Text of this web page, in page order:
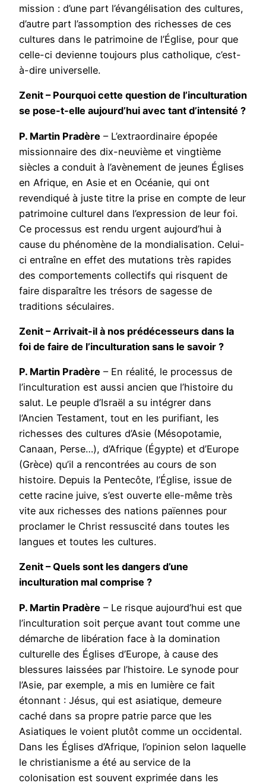
mission : d’une part l’évangélisation des cultures,
d’autre part l’assomption des richesses de ces
cultures dans le patrimoine de l’Église, pour que
celle-ci devienne toujours plus catholique, c’est-
à-dire universelle.
Zenit – Pourquoi cette question de l’inculturation
se pose-t-elle aujourd’hui avec tant d’intensité ?
P. Martin Pradère – L’extraordinaire épopée
missionnaire des dix-neuvième et vingtième
siècles a conduit à l’avènement de jeunes Églises
en Afrique, en Asie et en Océanie, qui ont
revendiqué à juste titre la prise en compte de leur
patrimoine culturel dans l’expression de leur foi.
Ce processus est rendu urgent aujourd’hui à
cause du phénomène de la mondialisation. Celui-
ci entraîne en effet des mutations très rapides
des comportements collectifs qui risquent de
faire disparaître les trésors de sagesse de
traditions séculaires.
Zenit – Arrivait-il à nos prédécesseurs dans la
foi de faire de l’inculturation sans le savoir ?
P. Martin Pradère – En réalité, le processus de
l’inculturation est aussi ancien que l’histoire du
salut. Le peuple d’Israël a su intégrer dans
l’Ancien Testament, tout en les purifiant, les
richesses des cultures d’Asie (Mésopotamie,
Canaan, Perse…), d’Afrique (Égypte) et d’Europe
(Grèce) qu’il a rencontrées au cours de son
histoire. Depuis la Pentecôte, l’Église, issue de
cette racine juive, s’est ouverte elle-même très
vite aux richesses des nations païennes pour
proclamer le Christ ressuscité dans toutes les
langues et toutes les cultures.
Zenit – Quels sont les dangers d’une
inculturation mal comprise ?
P. Martin Pradère – Le risque aujourd’hui est que
l’inculturation soit perçue avant tout comme une
démarche de libération face à la domination
culturelle des Églises d’Europe, à cause des
blessures laissées par l’histoire. Le synode pour
l’Asie, par exemple, a mis en lumière ce fait
étonnant : Jésus, qui est asiatique, demeure
caché dans sa propre patrie parce que les
Asiatiques le voient plutôt comme un occidental.
Dans les Églises d’Afrique, l’opinion selon laquelle
le christianisme a été au service de la
colonisation est souvent exprimée dans les